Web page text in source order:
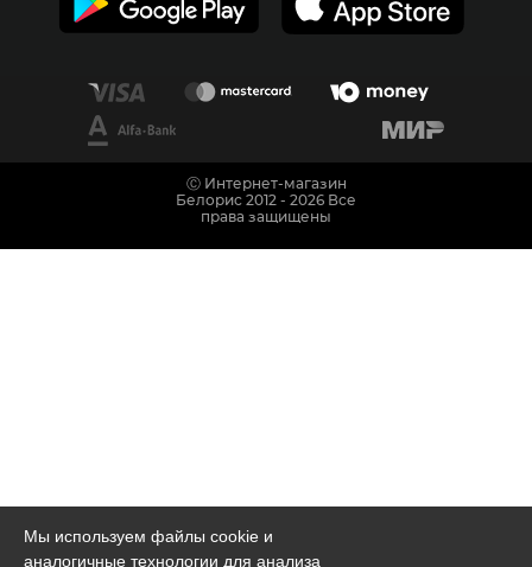
Мы используем файлы cookie и
аналогичные технологии для анализа
Ⓒ Интернет-магазин
Белорис 2012 - 2026 Все
права защищены